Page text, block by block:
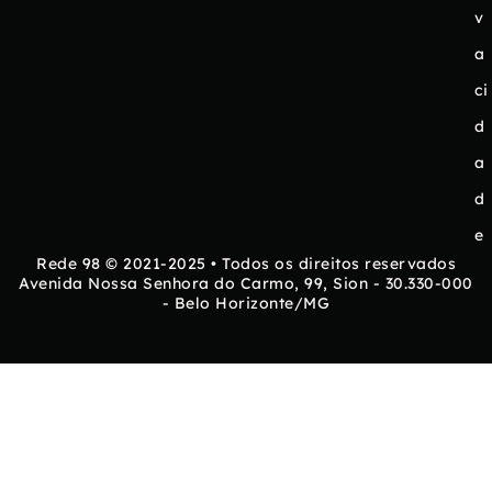
v
a
ci
d
a
d
e
Rede 98 © 2021-2025 • Todos os direitos reservados
Avenida Nossa Senhora do Carmo, 99, Sion - 30.330-000
- Belo Horizonte/MG